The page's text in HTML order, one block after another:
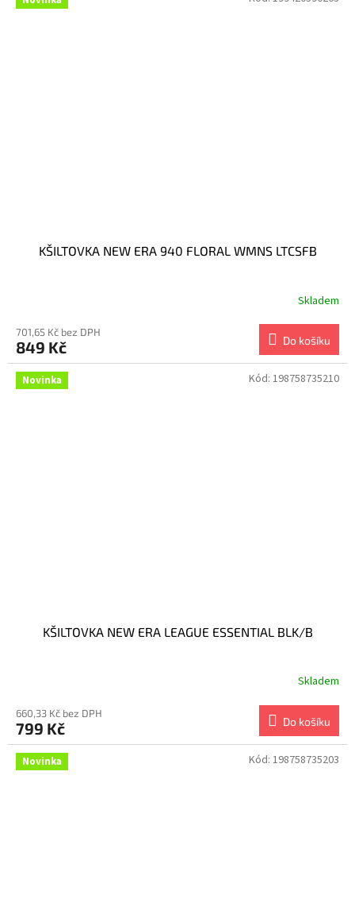
KŠILTOVKA NEW ERA 940 FLORAL WMNS LTCSFB
Skladem
701,65 Kč bez DPH
849 Kč Do košíku
Novinka
KŠILTOVKA NEW ERA LEAGUE ESSENTIAL BLK/B
Skladem
660,33 Kč bez DPH
799 Kč Do košíku
Kód: 198758735210
Novinka Kód: 198758735203